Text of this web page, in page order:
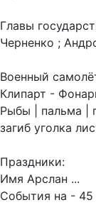
Главы
Черненко ;
Военный
Клипарт -
Рыбы | пальма |
загиб уголка
Праздники:
Имя Арслан ...
События на - 45